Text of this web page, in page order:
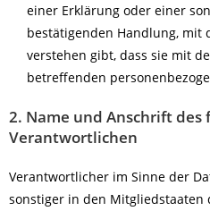
einer Erklärung oder einer
bestätigenden Handlung, mit
verstehen gibt, dass sie mit
betreffenden
2. Name und Anschrift
Verantwortlichen
Verantwortlicher im Sinne der
sonstiger in den Mitgliedstaaten